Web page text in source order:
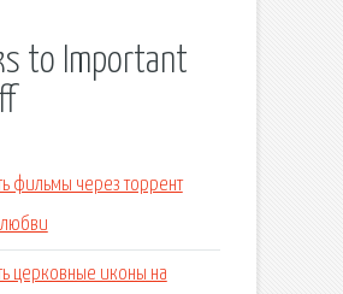
to Important
фильмы через торрент
церковные иконы на